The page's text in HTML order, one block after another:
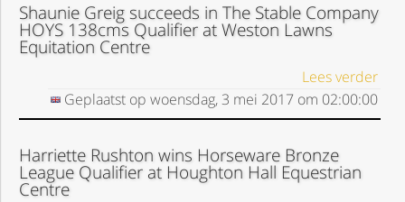
Shaunie Greig succeeds in The Stable Company
HOYS 138cms Qualifier at Weston Lawns
Equitation Centre
Lees verder
Geplaatst op woensdag, 3 mei 2017 om 02:00:00
Harriette Rushton wins Horseware Bronze
League Qualifier at Houghton Hall Equestrian
Centre